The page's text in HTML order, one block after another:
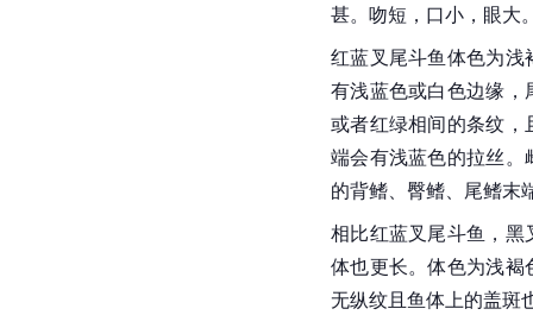
甚。吻短，口小，眼大
红蓝叉尾斗鱼体色为浅
有浅蓝色或白色边缘，
或者红绿相间的条纹，
端会有浅蓝色的拉丝。
的背鳍、臀鳍、 尾鳍末
相比红蓝叉尾斗鱼，黑
体也更长。体色为浅褐
无纵纹且鱼体上的盖斑